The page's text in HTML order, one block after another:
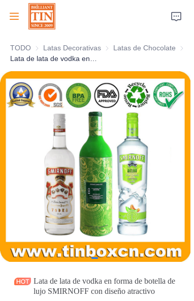
TODO Latas Decorativas Latas Decorativas
Latas de Chocolate
Lata de lata de vodka en forma de botella de
lujo SMIRNOFF con diseño atractivo
Inicio
Empresa
Productos
Servicios al cliente
Ferias comerciales 2026
Certificados
Sostenibilidad
Noticias